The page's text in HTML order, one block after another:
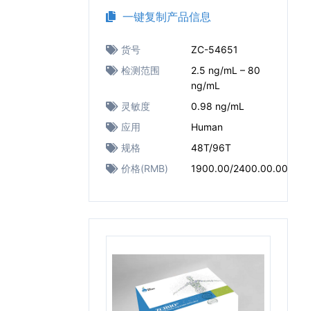
一键复制产品信息
货号
ZC-54651
检测范围
2.5 ng/mL – 80
ng/mL
灵敏度
0.98 ng/mL
应用
Human
规格
48T/96T
价格(RMB)
1900.00/2400.00.00